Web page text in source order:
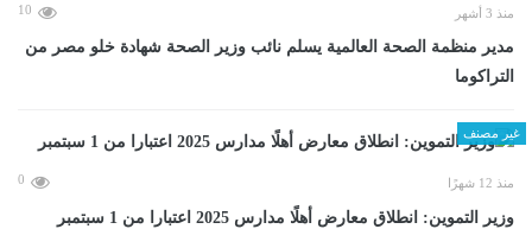
منذ 3 أشهر 10
مدير منظمة الصحة العالمية يسلم نائب وزير الصحة شهادة خلو مصر من
التراكوما
غير مصنف
منذ 12 شهرًا 0
وزير التموين: انطلاق معارض أهلًا مدارس 2025 اعتبارا من 1 سبتمبر